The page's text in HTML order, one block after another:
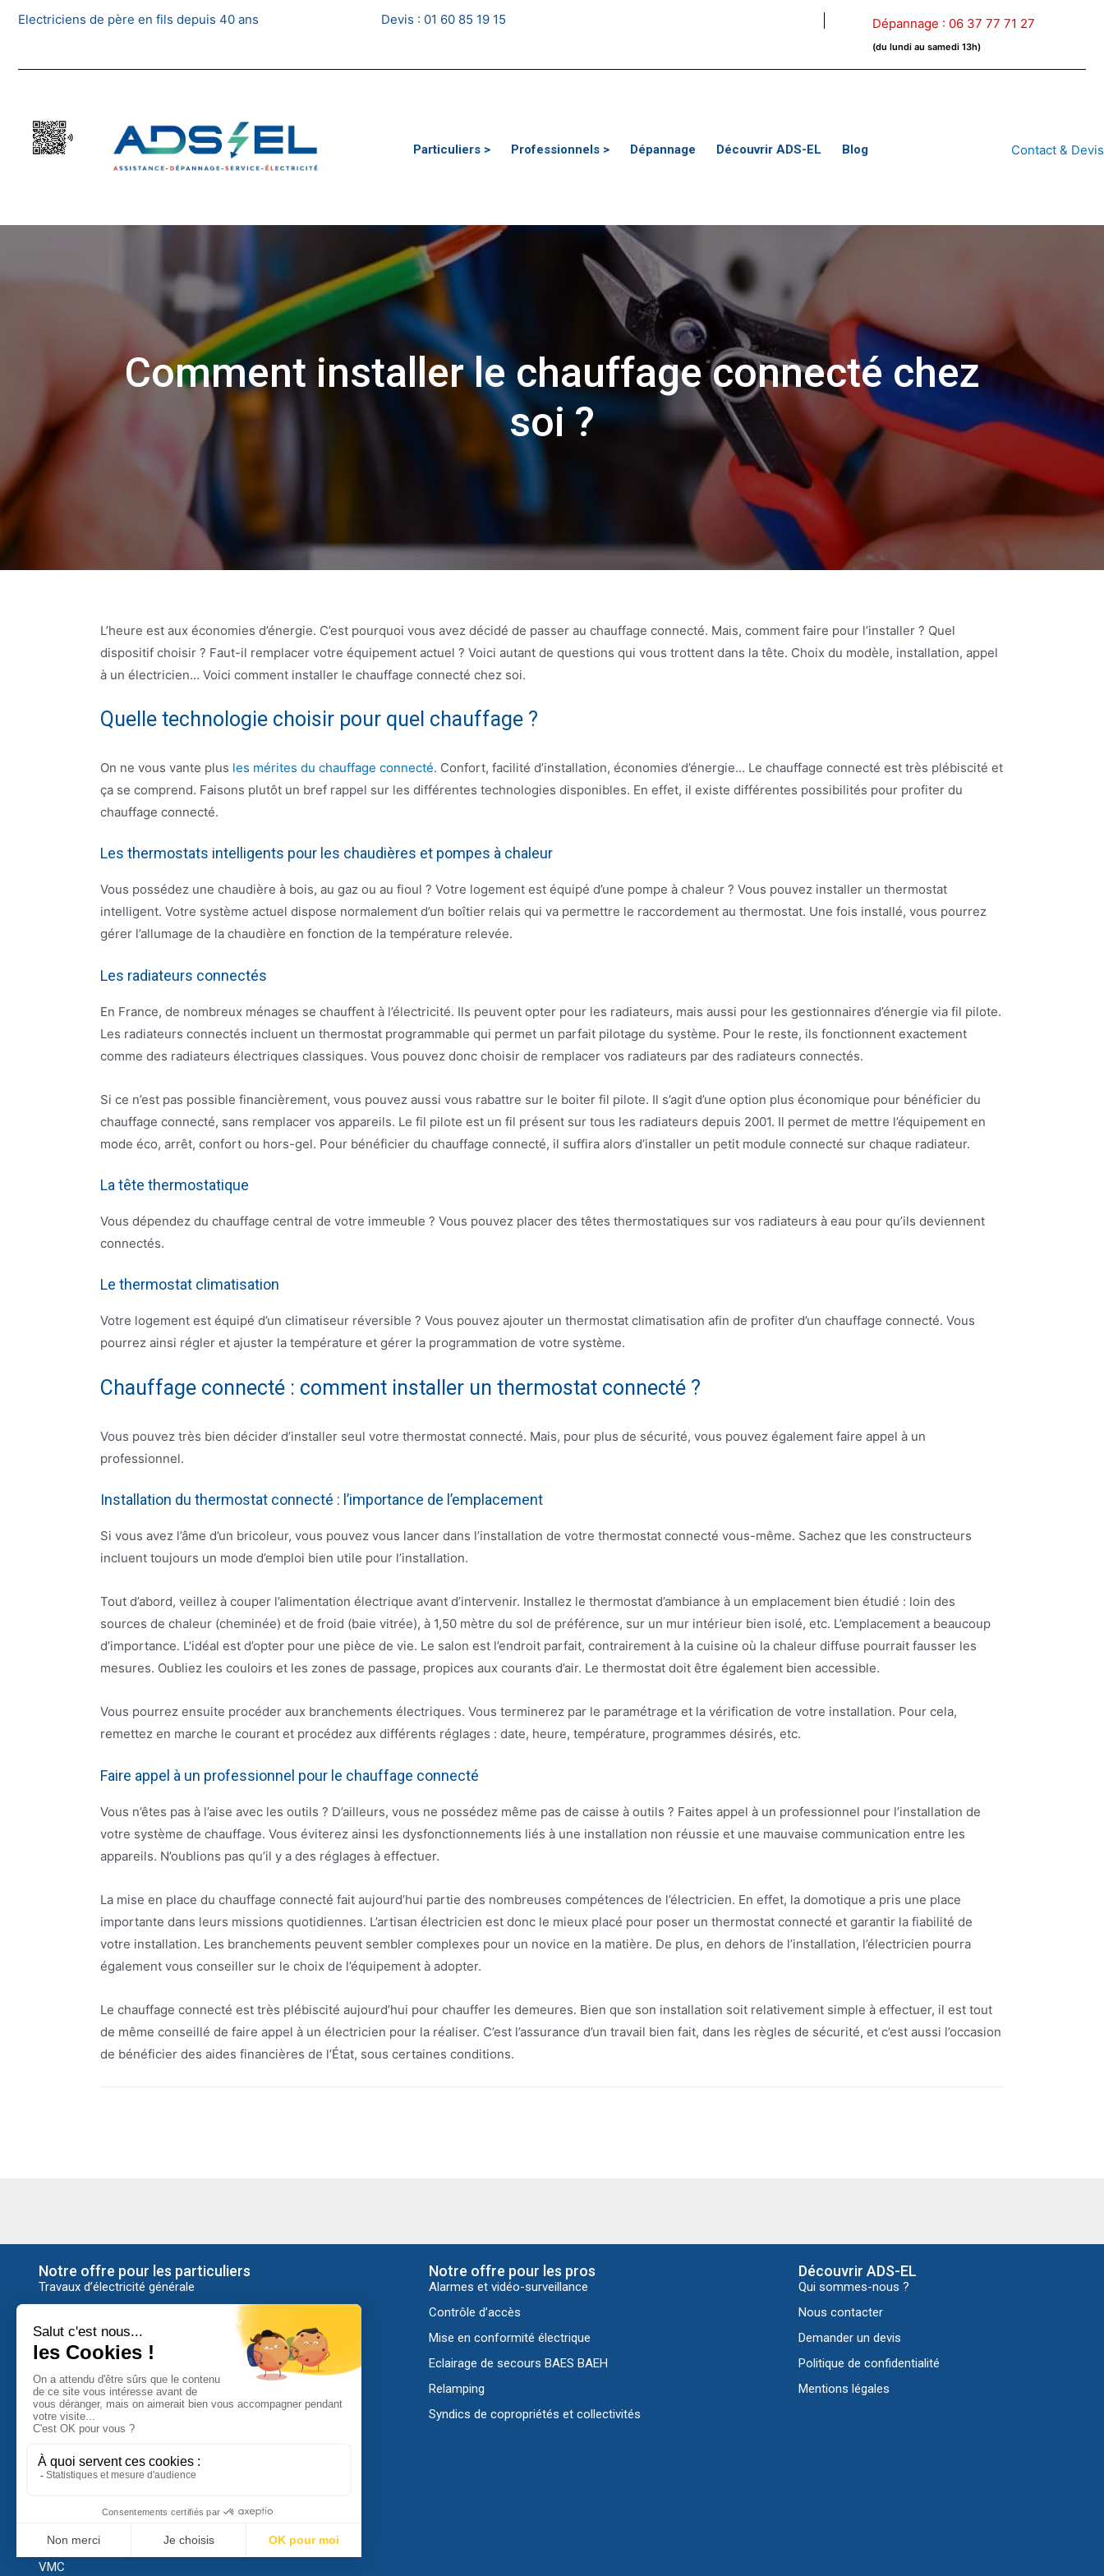
Electriciens de père en fils depuis 40 ans Devis : 01 60 85 19 15 Dépannage : 06 37 77 71 27
(du lundi au samedi 13h)
Particuliers > Professionnels > Dépannage Découvrir ADS-EL Blog Contact & Devis
Comment installer le chauffage connecté chez
soi ?
L’heure est aux économies d’énergie. C’est pourquoi vous avez décidé de passer au chauffage connecté. Mais, comment faire pour l’installer ? Quel
dispositif choisir ? Faut-il remplacer votre équipement actuel ? Voici autant de questions qui vous trottent dans la tête. Choix du modèle, installation, appel
à un électricien… Voici comment installer le chauffage connecté chez soi.
Quelle technologie choisir pour quel chauffage ?
On ne vous vante plus les mérites du chauffage connecté. Confort, facilité d’installation, économies d’énergie… Le chauffage connecté est très plébiscité et
ça se comprend. Faisons plutôt un bref rappel sur les différentes technologies disponibles. En effet, il existe différentes possibilités pour profiter du
chauffage connecté.
Les thermostats intelligents pour les chaudières et pompes à chaleur
Vous possédez une chaudière à bois, au gaz ou au fioul ? Votre logement est équipé d’une pompe à chaleur ? Vous pouvez installer un thermostat
intelligent. Votre système actuel dispose normalement d’un boîtier relais qui va permettre le raccordement au thermostat. Une fois installé, vous pourrez
gérer l’allumage de la chaudière en fonction de la température relevée.
Les radiateurs connectés
En France, de nombreux ménages se chauffent à l’électricité. Ils peuvent opter pour les radiateurs, mais aussi pour les gestionnaires d’énergie via fil pilote.
Les radiateurs connectés incluent un thermostat programmable qui permet un parfait pilotage du système. Pour le reste, ils fonctionnent exactement
comme des radiateurs électriques classiques. Vous pouvez donc choisir de remplacer vos radiateurs par des radiateurs connectés.
Si ce n’est pas possible financièrement, vous pouvez aussi vous rabattre sur le boiter fil pilote. Il s’agit d’une option plus économique pour bénéficier du
chauffage connecté, sans remplacer vos appareils. Le fil pilote est un fil présent sur tous les radiateurs depuis 2001. Il permet de mettre l’équipement en
mode éco, arrêt, confort ou hors-gel. Pour bénéficier du chauffage connecté, il suffira alors d’installer un petit module connecté sur chaque radiateur.
La tête thermostatique
Vous dépendez du chauffage central de votre immeuble ? Vous pouvez placer des têtes thermostatiques sur vos radiateurs à eau pour qu’ils deviennent
connectés.
Le thermostat climatisation
Votre logement est équipé d’un climatiseur réversible ? Vous pouvez ajouter un thermostat climatisation afin de profiter d’un chauffage connecté. Vous
pourrez ainsi régler et ajuster la température et gérer la programmation de votre système.
Chauffage connecté : comment installer un thermostat connecté ?
Vous pouvez très bien décider d’installer seul votre thermostat connecté. Mais, pour plus de sécurité, vous pouvez également faire appel à un
professionnel.
Installation du thermostat connecté : l’importance de l’emplacement
Si vous avez l’âme d’un bricoleur, vous pouvez vous lancer dans l’installation de votre thermostat connecté vous-même. Sachez que les constructeurs
incluent toujours un mode d’emploi bien utile pour l’installation.
Tout d’abord, veillez à couper l’alimentation électrique avant d’intervenir. Installez le thermostat d’ambiance à un emplacement bien étudié : loin des
sources de chaleur (cheminée) et de froid (baie vitrée), à 1,50 mètre du sol de préférence, sur un mur intérieur bien isolé, etc. L’emplacement a beaucoup
d’importance. L’idéal est d’opter pour une pièce de vie. Le salon est l’endroit parfait, contrairement à la cuisine où la chaleur diffuse pourrait fausser les
mesures. Oubliez les couloirs et les zones de passage, propices aux courants d’air. Le thermostat doit être également bien accessible.
Vous pourrez ensuite procéder aux branchements électriques. Vous terminerez par le paramétrage et la vérification de votre installation. Pour cela,
remettez en marche le courant et procédez aux différents réglages : date, heure, température, programmes désirés, etc.
Faire appel à un professionnel pour le chauffage connecté
Vous n’êtes pas à l’aise avec les outils ? D’ailleurs, vous ne possédez même pas de caisse à outils ? Faites appel à un professionnel pour l’installation de
votre système de chauffage. Vous éviterez ainsi les dysfonctionnements liés à une installation non réussie et une mauvaise communication entre les
appareils. N’oublions pas qu’il y a des réglages à effectuer.
La mise en place du chauffage connecté fait aujourd’hui partie des nombreuses compétences de l’électricien. En effet, la domotique a pris une place
importante dans leurs missions quotidiennes. L’artisan électricien est donc le mieux placé pour poser un thermostat connecté et garantir la fiabilité de
votre installation. Les branchements peuvent sembler complexes pour un novice en la matière. De plus, en dehors de l’installation, l’électricien pourra
également vous conseiller sur le choix de l’équipement à adopter.
Le chauffage connecté est très plébiscité aujourd’hui pour chauffer les demeures. Bien que son installation soit relativement simple à effectuer, il est tout
de même conseillé de faire appel à un électricien pour la réaliser. C’est l’assurance d’un travail bien fait, dans les règles de sécurité, et c’est aussi l’occasion
de bénéficier des aides financières de l’État, sous certaines conditions.
Notre offre pour les particuliers
Travaux d’électricité générale
Bornes de recharge
Caméra de surveillance
Chauffage électrique
Contrôle d’accès
Dépannage électrique
Domotique
Motorisation et automatisation
Panneaux solaires Beem®
VMC
Notre offre pour les pros
Alarmes et vidéo-surveillance
Contrôle d’accès
Mise en conformité électrique
Eclairage de secours BAES BAEH
Relamping
Syndics de copropriétés et collectivités
Découvrir ADS-EL
Qui sommes-nous ?
Nous contacter
Demander un devis
Politique de confidentialité
Mentions légales